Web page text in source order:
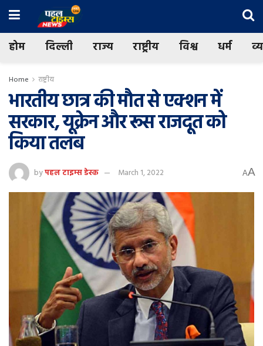
होम दिल्ली राज्य राष्ट्रीय विश्व धर्म
Home राष्ट्रीय
भारतीय छात्र की मौत से एक्शन में
सरकार, यूक्रेन और रूस राजदूत को
किया तलब
byपहल टाइम्स डेस्क March 1, 2022 AA